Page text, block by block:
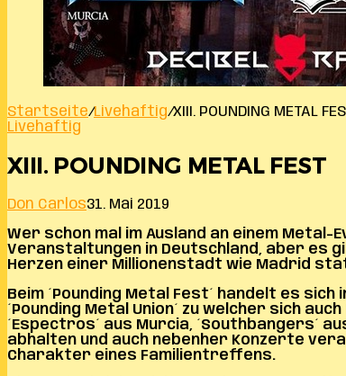
Startseite/Livehaftig/XIII. POUNDING METAL
Livehaftig
XIII. POUNDING METAL FEST
Don Carlos31. Mai 2019
Wer schon mal im Ausland an einem
Veranstaltungen in Deutschland, aber es
Herzen einer Millionenstadt wie Madrid
Beim ´Pounding Metal Fest´ handelt es
´Pounding Metal Union´ zu welcher sich
´Espectros´ aus Murcia, ´Southbangers´
abhalten und auch nebenher Konzerte
Charakter eines Familientreffens.